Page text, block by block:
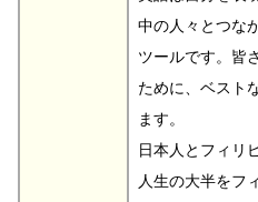
中の人々とつな
ツールです。皆
ために、ベスト
ます。
日本人とフィリ
人生の大半をフ